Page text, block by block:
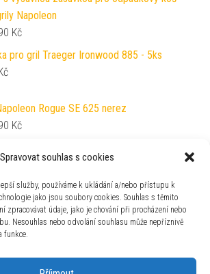
Spravovat souhlas s cookies
služby, používáme k ukládání a/nebo přístupu k
jako jsou soubory cookies. Souhlas s těmito
zpracovávat údaje, jako je chování při procházení nebo
Nesouhlas nebo odvolání souhlasu může nepříznivě
funkce.
Napoleon
Kč
pro gril Traeger Ironwood 885 - 5ks
Rogue SE 625 nerez
Kč
udící štěpka hickory SmoKing 1kg
Kč
grilovací omáčka Texas Heat Original Pepper